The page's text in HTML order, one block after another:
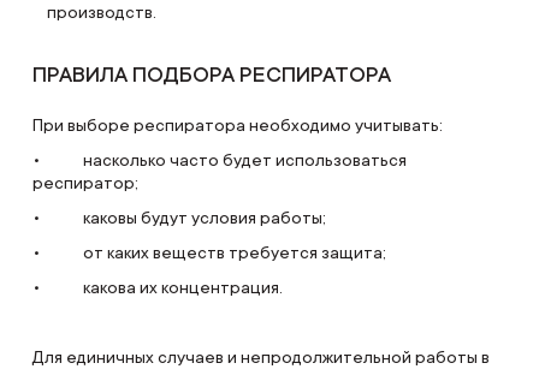
производств.
ПРАВИЛА ПОДБОРА РЕСПИРАТОРА
При выборе респиратора необходимо учитывать:
• насколько часто будет использоваться
респиратор;
• каковы будут условия работы;
• от каких веществ требуется защита;
• какова их концентрация.
Для единичных случаев и непродолжительной работы в